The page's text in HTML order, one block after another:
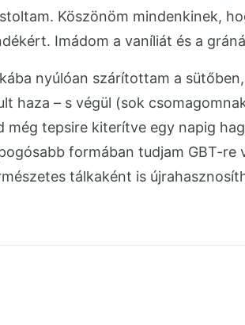
Köszönöm mindenkinek,
Imádom a vaníliát és a
nyúlóan szárítottam a
– s végül (sok
tepsire kiterítve egy napig
formában tudjam GBT-re
tálkaként is